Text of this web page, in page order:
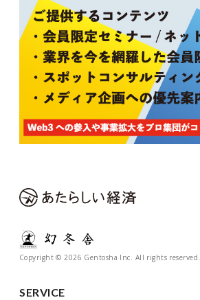
Copyright © 2026 Gentosha Inc. All rights reserved.
SERVICE